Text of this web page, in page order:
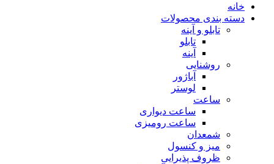
خانه
دسته بندی محصولات
تابلو و آینه
تابلو
آینه
روشنایی
آباژور
لوستر
ساعت
ساعت دیواری
ساعت رومیزی
شمعدان
میز و کنسول
ظروف پذیرایی